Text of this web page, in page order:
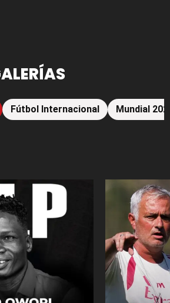
Fútbol Internacional Mundial